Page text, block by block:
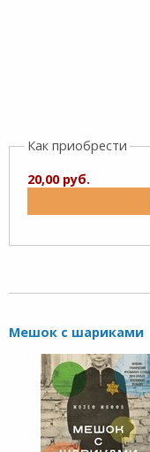
Как приобрести
20,00 руб.
Мешок с шариками